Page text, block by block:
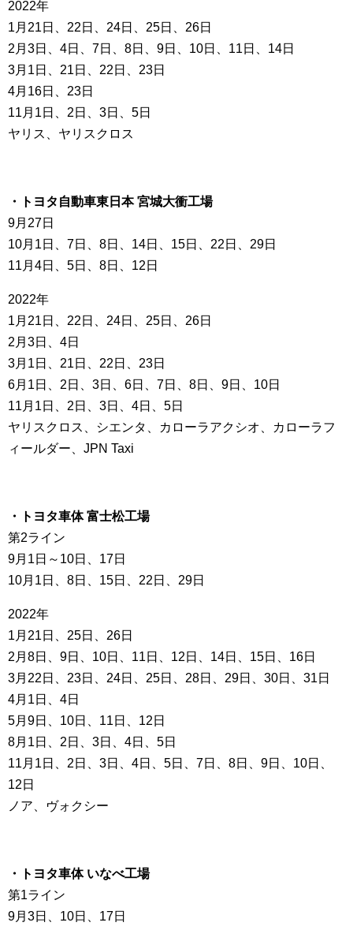
2022年
1月21日、22日、24日、25日、26日
2月3日、4日、7日、8日、9日、10日、11日、14日
3月1日、21日、22日、23日
4月16日、23日
11月1日、2日、3日、5日
ヤリス、ヤリスクロス
・トヨタ自動車東日本 宮城大衝工場
9月27日
10月1日、7日、8日、14日、15日、22日、29日
11月4日、5日、8日、12日
2022年
1月21日、22日、24日、25日、26日
2月3日、4日
3月1日、21日、22日、23日
6月1日、2日、3日、6日、7日、8日、9日、10日
11月1日、2日、3日、4日、5日
ヤリスクロス、シエンタ、カローラアクシオ、カローラフ
ィールダー、JPN Taxi
・トヨタ車体 富士松工場
第2ライン
9月1日～10日、17日
10月1日、8日、15日、22日、29日
2022年
1月21日、25日、26日
2月8日、9日、10日、11日、12日、14日、15日、16日
3月22日、23日、24日、25日、28日、29日、30日、31日
4月1日、4日
5月9日、10日、11日、12日
8月1日、2日、3日、4日、5日
11月1日、2日、3日、4日、5日、7日、8日、9日、10日、
12日
ノア、ヴォクシー
・トヨタ車体 いなべ工場
第1ライン
9月3日、10日、17日